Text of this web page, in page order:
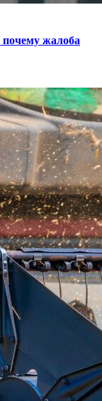
жалоба